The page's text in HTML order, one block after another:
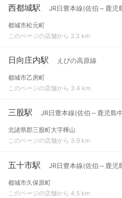
西都城駅 JR日豊本線(佐伯～鹿児
都城市松元町
このページの店舗から 2.3 km
日向庄内駅 えびの高原線
都城市乙房町
このページの店舗から 3.4 km
三股駅 JR日豊本線(佐伯～鹿児島
北諸県郡三股町大字樺山
このページの店舗から 3.9 km
五十市駅 JR日豊本線(佐伯～鹿児
都城市久保原町
このページの店舗から 4.5 km